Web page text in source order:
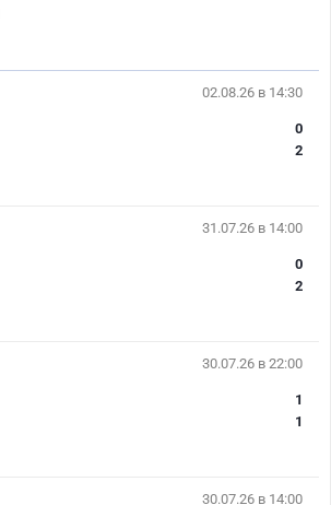
02.08.26 в 14:30
0
2
31.07.26 в 14:00
0
2
30.07.26 в 22:00
1
1
30.07.26 в 14:00